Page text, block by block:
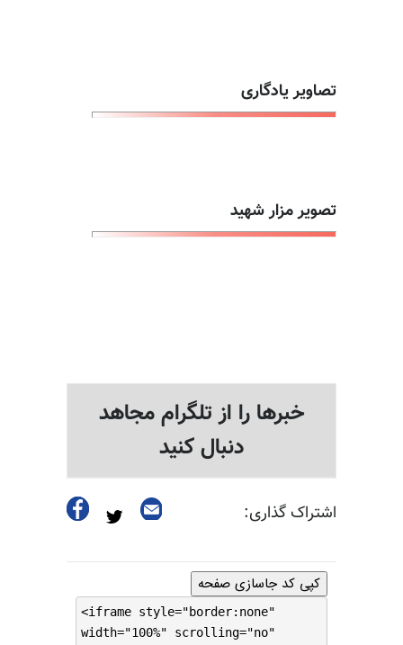
تصاویر یادگاری
تصویر مزار شهید
خبرها را از تلگرام مجاهد
دنبال کنید
اشتراک گذاری:
کپی کد جاسازی صفحه
<iframe style="border:none"
width="100%" scrolling="no"